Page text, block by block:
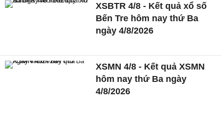
XSBTR 4/8 - Kết quả xổ số
Bến Tre hôm nay thứ Ba
ngày 4/8/2026
XSMN 4/8 - Kết quả XSMN
hôm nay thứ Ba ngày
4/8/2026